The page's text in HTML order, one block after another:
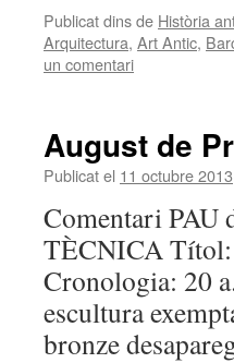
Publicat dins de Història
Arquitectura, Art Antic,
un comentari
August de
Publicat el 11 octubre 2013
Comentari PAU
TÈCNICA Títol:
Cronologia: 20
escultura
bronze